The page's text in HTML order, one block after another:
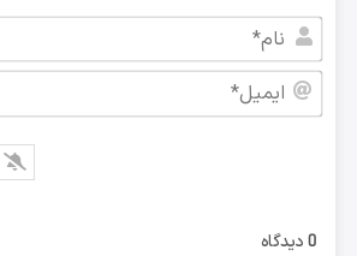
0دیدگاه